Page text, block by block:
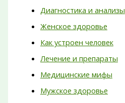
Диагностика и анализы
Женское здоровье
Как устроен человек
Лечение и препараты
Медицинские мифы
Мужское здоровье